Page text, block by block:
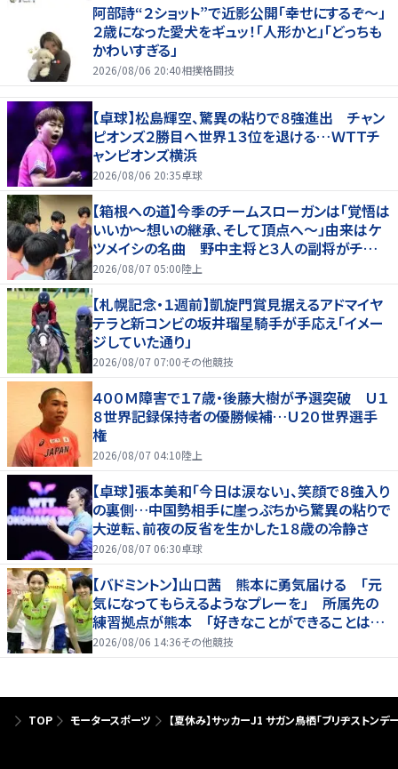
阿部詩“２ショット”で近影公開「幸せにするぞ〜」
２歳になった愛犬をギュッ！「人形かと」「どっちも
かわいすぎる」
2026/08/06 20:40相撲格闘技
【卓球】松島輝空、驚異の粘りで８強進出 チャン
ピオンズ２勝目へ世界１３位を退ける…ＷＴＴチ
ャンピオンズ横浜
2026/08/06 20:35卓球
【箱根への道】今季のチームスローガンは「覚悟は
いいか～想いの継承、そして頂点へ～」由来はケ
ツメイシの名曲 野中主将と３人の副将がチーム
を引っ張る…夏合宿特集第１弾、国学院大
2026/08/07 05:00陸上
【札幌記念・１週前】凱旋門賞見据えるアドマイヤ
テラと新コンビの坂井瑠星騎手が手応え「イメー
ジしていた通り」
2026/08/07 07:00その他競技
４００Ｍ障害で１７歳・後藤大樹が予選突破 Ｕ１
８世界記録保持者の優勝候補…Ｕ２０世界選手
権
2026/08/07 04:10陸上
【卓球】張本美和「今日は涙ない」、笑顔で８強入り
の裏側…中国勢相手に崖っぷちから驚異の粘りで
大逆転、前夜の反省を生かした１８歳の冷静さ
2026/08/07 06:30卓球
【バドミントン】山口茜 熊本に勇気届ける 「元
気になってもらえるようなプレーを」 所属先の
練習拠点が熊本 「好きなことができることは当
たり前じゃない」
2026/08/06 14:36その他競技
TOP モータースポーツ 【夏休み】サッカーJ1 サガン鳥栖「ブリヂストンデ